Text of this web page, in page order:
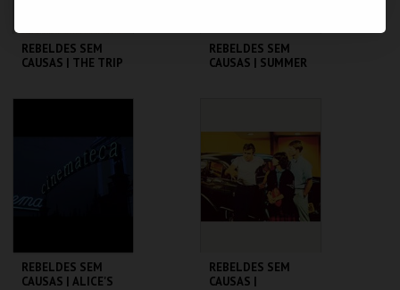
REBELDES SEM
CAUSAS | THE TRIP
MAIS INFO
REBELDES SEM
CAUSAS | SUMMER
MAIS INFO
COMPRAR
REBELDES SEM
CAUSAS | ALICE'S
REBELDES SEM
CAUSAS |